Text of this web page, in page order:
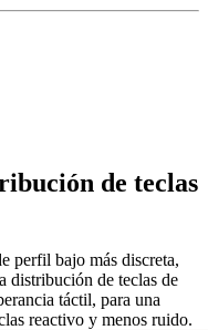
de teclas
perfil bajo más discreta,
distribución de teclas de
táctil, para una
reactivo y menos ruido.